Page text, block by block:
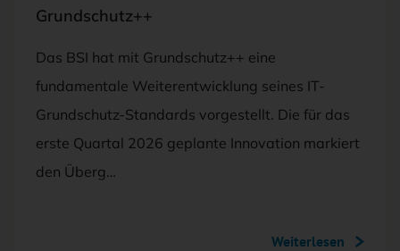
Grundschutz++
Das BSI hat mit Grundschutz++ eine
fundamentale Weiterentwicklung seines IT-
Grundschutz-Standards vorgestellt. Die für das
erste Quartal 2026 geplante Innovation markiert
den Überg…
Weiterlesen